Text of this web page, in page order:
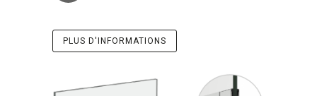
PLUS D'INFORMATIONS